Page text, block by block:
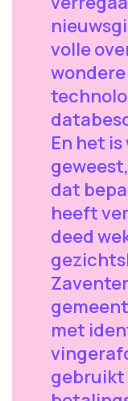
volle
En het
dat
heeft
deed
met
gebruikt